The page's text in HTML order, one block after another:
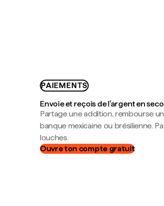
PAIEMENTS
Envoie et reçois de l'argent en
Partage une addition, rembourse
banque mexicaine ou brésilienne.
louches.
Ouvre ton compte gratuit